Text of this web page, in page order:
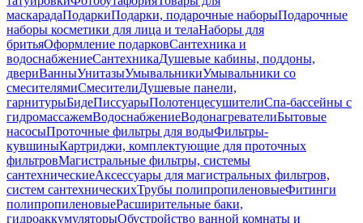
маскарадаПодаркиПодарки, подарочные наборыПодарочные
наборы косметики для лица и телаНаборы для
бритьяОформление подарковСантехника и
водоснабжениеСантехникаДушевые кабины, поддоны,
двериВанныУнитазыУмывальникиУмывальники со
смесителямиСмесителиДушевые панели,
гарнитурыБидеПиссуарыПолотенцесушителиСпа-бассейны с
гидромассажемВодоснабжениеВодонагревателиБытовые
насосыПроточные фильтры для водыФильтры-
кувшиныКартриджи, комплектующие для проточных
фильтровМагистральные фильтры, системы
сантехническиеАксессуары для магистральных фильтров,
систем сантехническихТрубы полипропиленовыеФитинги
полипропиленовыеРасширительные баки,
гидроаккумуляторыОбустройство ванной комнаты и